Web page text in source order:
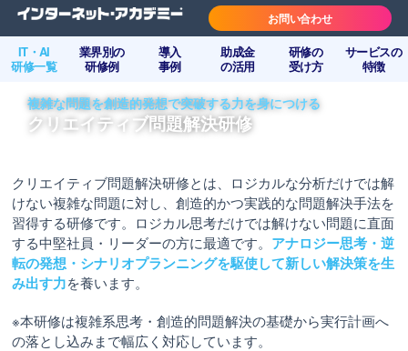
IT・AI
研修一覧
業界別の
研修例
導入
事例
助成金
の活用
研修の
受け方
サービスの
特徴
お問い合わせ
複雑な問題を創造的発想で突破する力を身につける
クリエイティブ問題解決研修
クリエイティブ問題解決研修とは、ロジカルな分析だけでは解
けない複雑な問題に対し、創造的かつ実践的な問題解決手法を
習得する研修です。ロジカル思考だけでは解けない問題に直面
する中堅社員・リーダーの方に最適です。 アナロジー思考・逆
転の発想・シナリオプランニングを駆使して新しい解決策を生
み出す力を養います。
※本研修は複雑系思考・創造的問題解決の基礎から実行計画へ
の落とし込みまで幅広く対応しています。